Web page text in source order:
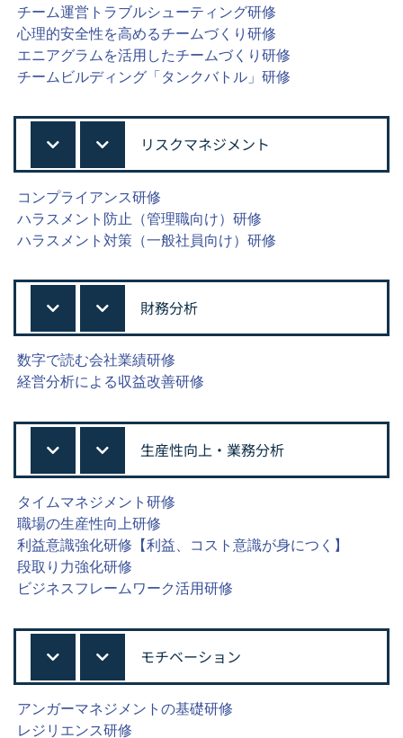
チーム運営トラブルシューティング研修
心理的安全性を高めるチームづくり研修
エニアグラムを活用したチームづくり研修
チームビルディング「タンクバトル」研修
リスクマネジメント
コンプライアンス研修
ハラスメント防止（管理職向け）研修
ハラスメント対策（一般社員向け）研修
財務分析
数字で読む会社業績研修
経営分析による収益改善研修
生産性向上・業務分析
タイムマネジメント研修
職場の生産性向上研修
利益意識強化研修【利益、コスト意識が身につく】
段取り力強化研修
ビジネスフレームワーク活用研修
モチベーション
アンガーマネジメントの基礎研修
レジリエンス研修